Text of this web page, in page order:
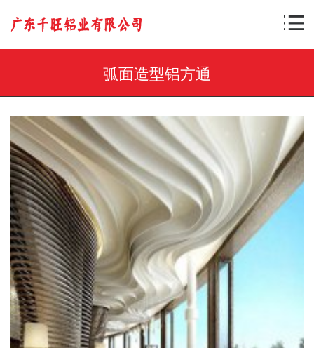
弧面造型铝方通